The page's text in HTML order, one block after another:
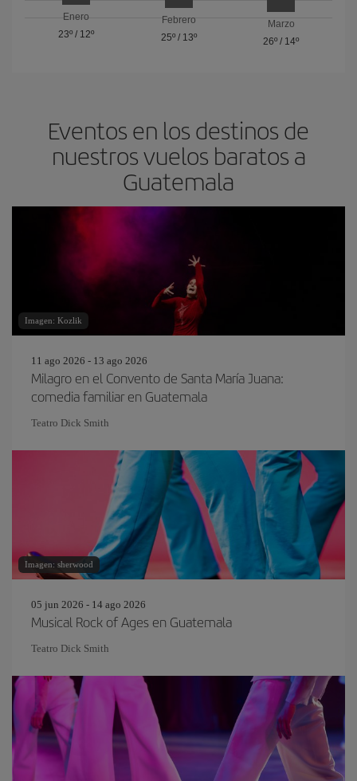
Enero
23º/ 12º
Febrero
25º/ 13º
Marzo
26º / 14º
Eventos en los destinos de
nuestros vuelos baratos a
Guatemala
Imagen: Kozlik
11 ago 2026 - 13 ago 2026
Milagro en el Convento de Santa María Juana:
comedia familiar en Guatemala
Teatro Dick Smith
Imagen: sherwood
05 jun 2026 - 14 ago 2026
Musical Rock of Ages en Guatemala
Teatro Dick Smith